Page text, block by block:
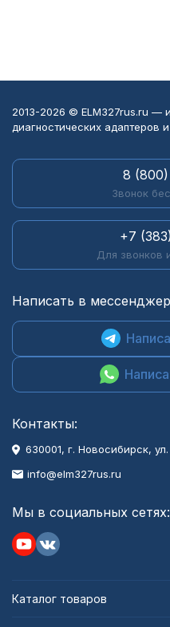
2013-2026 © ELM327rus.ru —
диагностических адаптеров
8
Звонок
+7
Для звонков
Написать в
Контакты:
630001, г. Новосибирск,
info@elm327rus.ru
Мы в социальных сетях:
Каталог товаров